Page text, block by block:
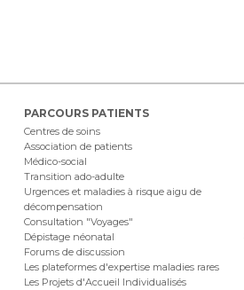
PARCOURS PATIENTS
Centres de soins
Association de patients
Médico-social
Transition ado-adulte
Urgences et maladies à risque aigu de
décompensation
Consultation "Voyages"
Dépistage néonatal
Forums de discussion
Les plateformes d'expertise maladies rares
Les Projets d'Accueil Individualisés